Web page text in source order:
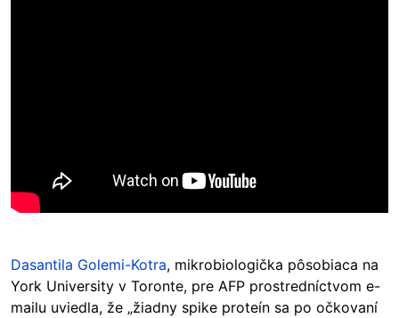
Dasantila Golemi-Kotra, mikrobiologička pôsobiaca na
York University v Toronte, pre AFP prostredníctvom e-
mailu uviedla, že „žiadny spike proteín sa po očkovaní